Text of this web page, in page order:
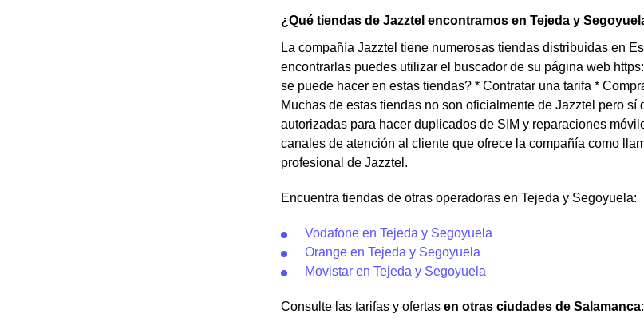
¿Qué tiendas de Jazztel encontramos en Tejeda y
La compañía Jazztel tiene numerosas tiendas distribuidas en
encontrarlas puedes utilizar el buscador de su página web
se puede hacer en estas tiendas? * Contratar una tarifa *
Muchas de estas tiendas no son oficialmente de Jazztel pero
autorizadas para hacer duplicados de SIM y reparaciones
canales de atención al cliente que ofrece la compañía como
profesional de Jazztel.
Encuentra tiendas de otras operadoras en Tejeda y Segoyuela:
Vodafone en Tejeda y Segoyuela
Orange en Tejeda y Segoyuela
Movistar en Tejeda y Segoyuela
Consulte las tarifas y ofertas en otras ciudades de Salamanca: